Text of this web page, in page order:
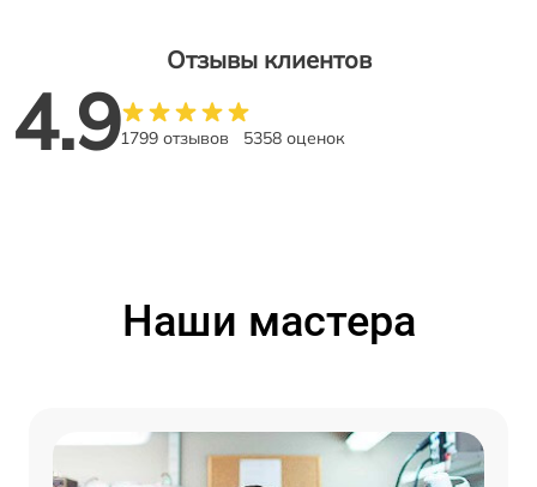
Отзывы клиентов
4.91799 отзывов 5358 оценок
Наши мастера